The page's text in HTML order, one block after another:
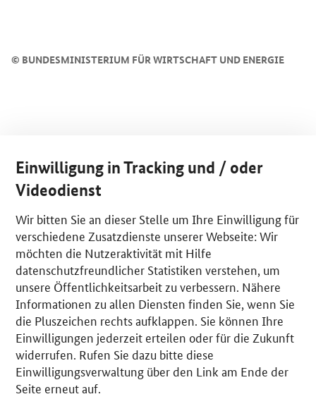
© BUNDESMINISTERIUM FÜR WIRTSCHAFT UND ENERGIE
Einwilligung in Tracking und / oder
Videodienst
Wir bitten Sie an dieser Stelle um Ihre Einwilligung für
verschiedene Zusatzdienste unserer Webseite: Wir
möchten die Nutzeraktivität mit Hilfe
datenschutzfreundlicher Statistiken verstehen, um
unsere Öffentlichkeitsarbeit zu verbessern. Nähere
Informationen zu allen Diensten finden Sie, wenn Sie
die Pluszeichen rechts aufklappen. Sie können Ihre
Einwilligungen jederzeit erteilen oder für die Zukunft
widerrufen. Rufen Sie dazu bitte diese
Einwilligungsverwaltung über den Link am Ende der
Seite erneut auf.